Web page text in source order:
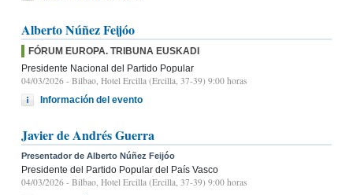
Alberto Núñez Feijóo
FÓRUM EUROPA. TRIBUNA EUSKADI
Presidente Nacional del Partido Popular
04/03/2026 - Bilbao, Hotel Ercilla (Ercilla, 37-39) 9:00 horas
Información del evento
Javier de Andrés Guerra
Presentador de Alberto Núñez Feijóo
Presidente del Partido Popular del País Vasco
04/03/2026 - Bilbao, Hotel Ercilla (Ercilla, 37-39) 9:00 horas